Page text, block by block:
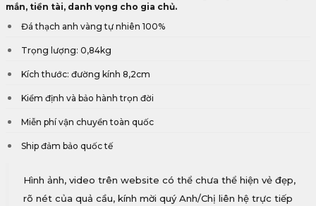
mắn, tiền tài, danh vọng cho gia chủ.
Đá thạch anh vàng tự nhiên 100%
Trọng lượng: 0,84kg
Kích thước: đường kính 8,2cm
Kiểm định và bảo hành trọn đời
Miễn phí vận chuyển toàn quốc
Ship đảm bảo quốc tế
Hình ảnh, video trên website có thể chưa thể hiện vẻ đẹp,
rõ nét của quả cầu, kính mời quý Anh/Chị liên hệ trực tiếp